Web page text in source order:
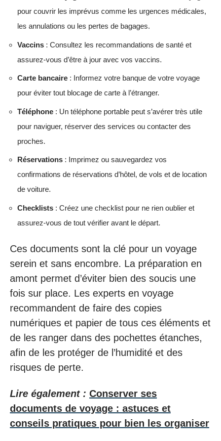
pour couvrir les imprévus comme les urgences médicales,
les annulations ou les pertes de bagages.
Vaccins : Consultez les recommandations de santé et
assurez-vous d’être à jour avec vos vaccins.
Carte bancaire : Informez votre banque de votre voyage
pour éviter tout blocage de carte à l’étranger.
Téléphone : Un téléphone portable peut s’avérer très utile
pour naviguer, réserver des services ou contacter des
proches.
Réservations : Imprimez ou sauvegardez vos
confirmations de réservations d’hôtel, de vols et de location
de voiture.
Checklists : Créez une checklist pour ne rien oublier et
assurez-vous de tout vérifier avant le départ.
Ces documents sont la clé pour un voyage
serein et sans encombre. La préparation en
amont permet d’éviter bien des soucis une
fois sur place. Les experts en voyage
recommandent de faire des copies
numériques et papier de tous ces éléments et
de les ranger dans des pochettes étanches,
afin de les protéger de l’humidité et des
risques de perte.
Lire également : Conserver ses
documents de voyage : astuces et
conseils pratiques pour bien les organiser